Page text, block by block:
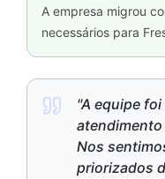
A empresa migrou
necessários para
"A equipe
Nos
priorizados